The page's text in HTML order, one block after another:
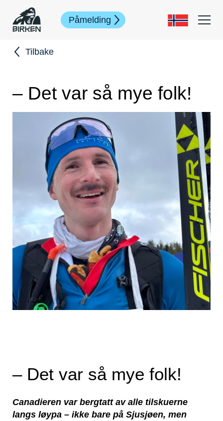
Påmelding
Tilbake
– Det var så mye folk!
– Det var så mye folk!
Canadieren var bergtatt av alle tilskuerne
langs løypa – ikke bare på Sjusjøen, men